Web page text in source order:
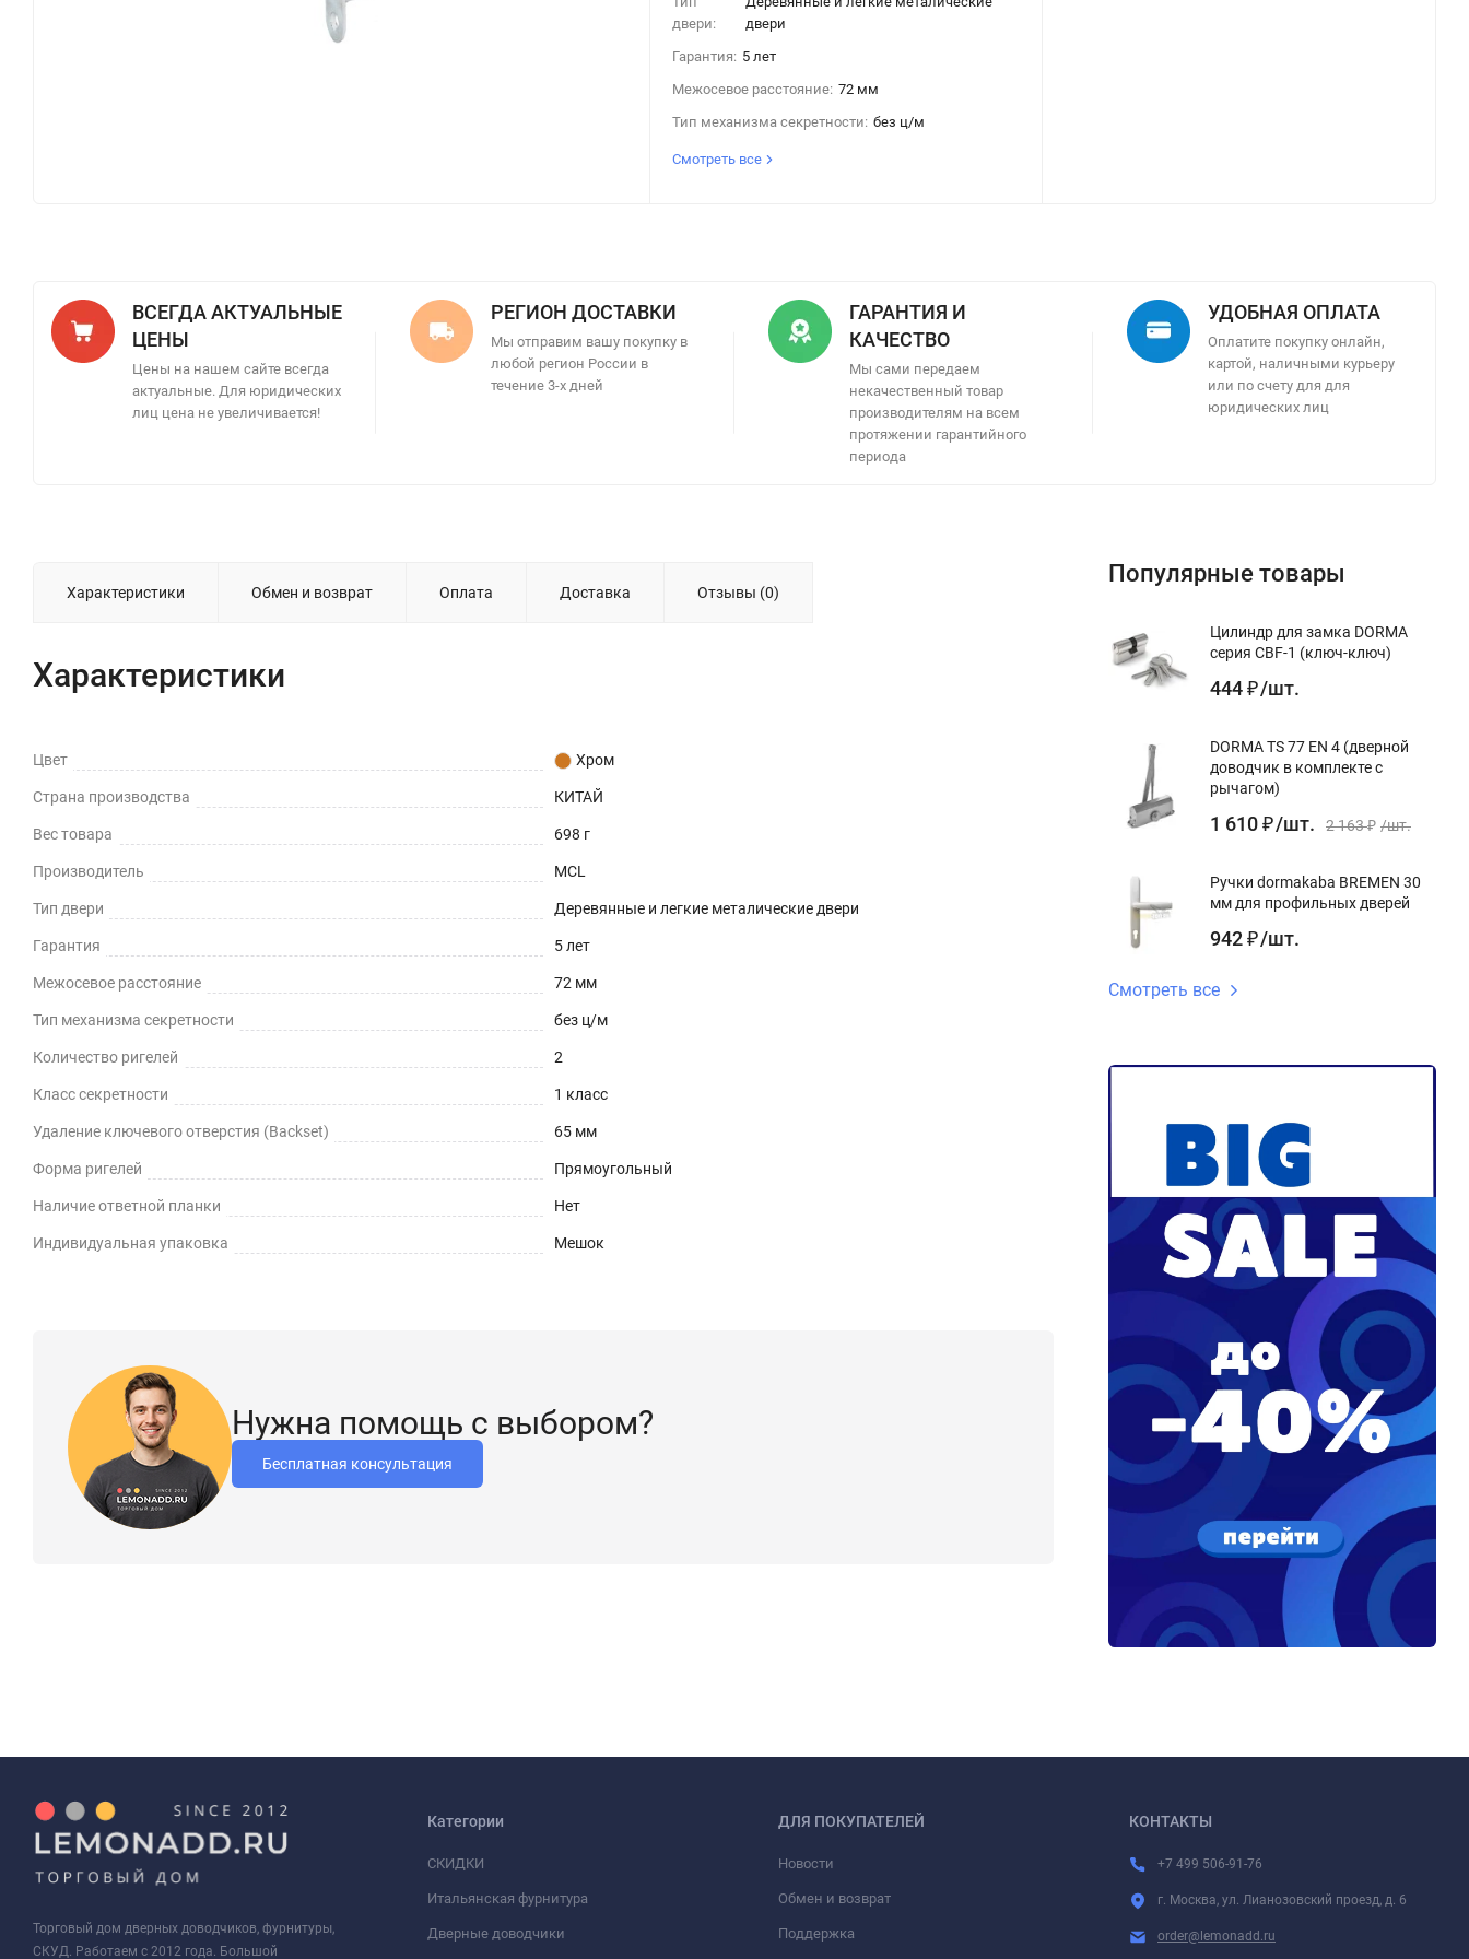
двери:
двери
Гарантия: 5 лет
Межосевое расстояние: 72 мм
Тип механизма секретности: без ц/м
Смотреть все
ВСЕГДА АКТУАЛЬНЫЕ
ЦЕНЫ
Цены на нашем сайте всегда
актуальные. Для юридических
лиц цена не увеличивается!
РЕГИОН ДОСТАВКИ
Мы отправим вашу покупку в
любой регион России в
течение 3-х дней
ГАРАНТИЯ И
КАЧЕСТВО
Мы сами передаем
некачественный товар
производителям на всем
протяжении гарантийного
периода
УДОБНАЯ ОПЛАТА
Оплатите покупку онлайн,
картой, наличными курьеру
или по счету для для
юридических лиц
Характеристики Обмен и возврат Оплата Доставка Отзывы (0)
Характеристики
Цвет Хром
Страна производства КИТАЙ
Вес товара 698 г
Производитель MCL
Тип двери Деревянные и легкие металические двери
Гарантия 5 лет
Межосевое расстояние 72 мм
Тип механизма секретности без ц/м
Количество ригелей 2
Класс секретности 1 класс
Удаление ключевого отверстия (Backset) 65 мм
Форма ригелей Прямоугольный
Наличие ответной планки Нет
Индивидуальная упаковка Мешок
Нужна помощь с выбором?
Бесплатная консультация
Популярные товары
Цилиндр для замка DORMA
серия CBF-1 (ключ-ключ)
444 ₽ /шт.
DORMA TS 77 EN 4 (дверной
доводчик в комплекте с
рычагом)
1 610 ₽ /шт. 2 163 ₽ /шт.
Ручки dormakaba BREMEN 30
мм для профильных дверей
942 ₽ /шт.
Смотреть все
Торговый дом дверных доводчиков, фурнитуры,
СКУД. Работаем с 2012 года. Большой
Категории
СКИДКИ
Итальянская фурнитура
Дверные доводчики
ДЛЯ ПОКУПАТЕЛЕЙ
Новости
Обмен и возврат
Поддержка
КОНТАКТЫ
+7 499 506-91-76
г. Москва, ул. Лианозовский проезд, д. 6
order@lemonadd.ru